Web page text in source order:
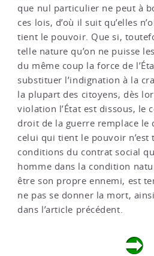
que nul particulier ne peut à
ces lois, d’où il suit qu’elles
tient le pouvoir. Que si,
telle nature qu’on ne puisse
du même coup la force de
substituer l’indignation à la
la plupart des citoyens, dès
violation l’État est dissous, le
droit de la guerre remplace
celui qui tient le pouvoir n’est
conditions du contrat social
homme dans la condition
être son propre ennemi, est
ne pas se donner la mort,
dans l’article précédent.